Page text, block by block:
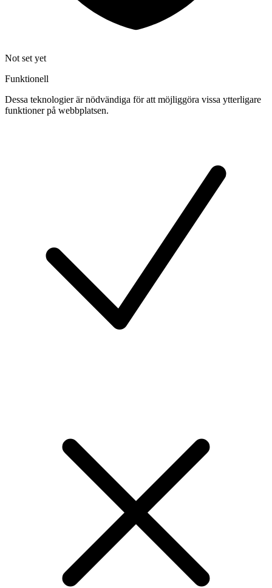
Not set yet
Funktionell
Dessa teknologier är nödvändiga för att möjliggöra vissa ytterligare
funktioner på webbplatsen.